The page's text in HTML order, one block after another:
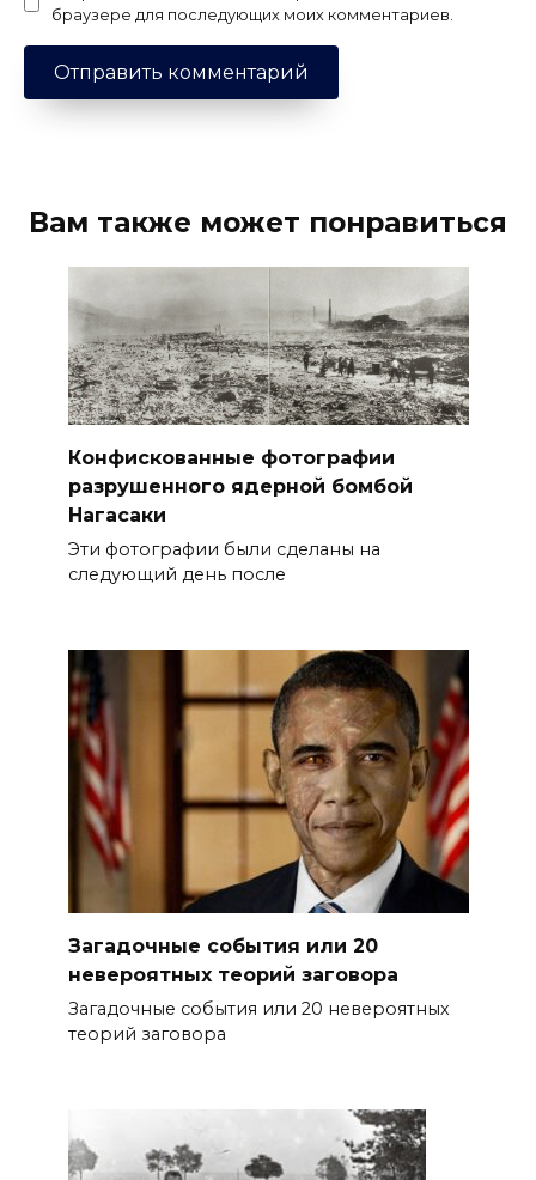
браузере для последующих моих комментариев.
Вам также может понравиться
Конфискованные фотографии
разрушенного ядерной бомбой
Нагасаки
Эти фотографии были сделаны на
следующий день после
Загадочные события или 20
невероятных теорий заговора
Загадочные события или 20 невероятных
теорий заговора